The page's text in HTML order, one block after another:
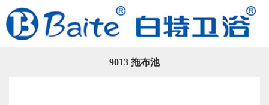
9013 拖布池